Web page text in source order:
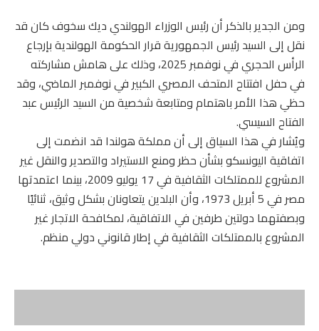
ومن الجدير بالذكر أن رئيس الوزراء الهولندي ديك سخوف كان قد
نقل إلى السيد رئيس الجمهورية قرار الحكومة الهولندية بإرجاع
الرأس الحجري في نوفمبر 2025، وذلك على هامش مشاركته
في حفل افتتاح المتحف المصري الكبير في نوفمبر الماضي، وقد
حظي هذا الأمر باهتمام ومتابعة شخصية من السيد الرئيس عبد
الفتاح السيسي.
ويُشار في هذا السياق إلى أن مملكة هولندا قد انضمت إلى
اتفاقية اليونسكو بشأن حظر ومنع الاستيراد والتصدير والنقل غير
المشروع للممتلكات الثقافية في 17 يوليو 2009، بينما اعتمدتها
مصر في 5 أبريل 1973، وأن البلدين يتعاونان بشكل وثيق، ثنائيًا
وبصفتهما دولتين طرفين في الاتفاقية، لمكافحة الاتجار غير
المشروع بالممتلكات الثقافية في إطار قانوني دولي منظم.